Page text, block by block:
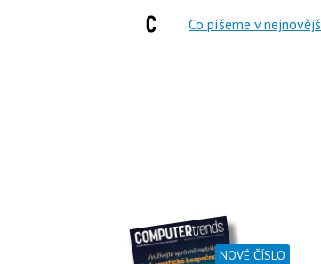
NOVÉ ČÍSLO
Co píšeme v